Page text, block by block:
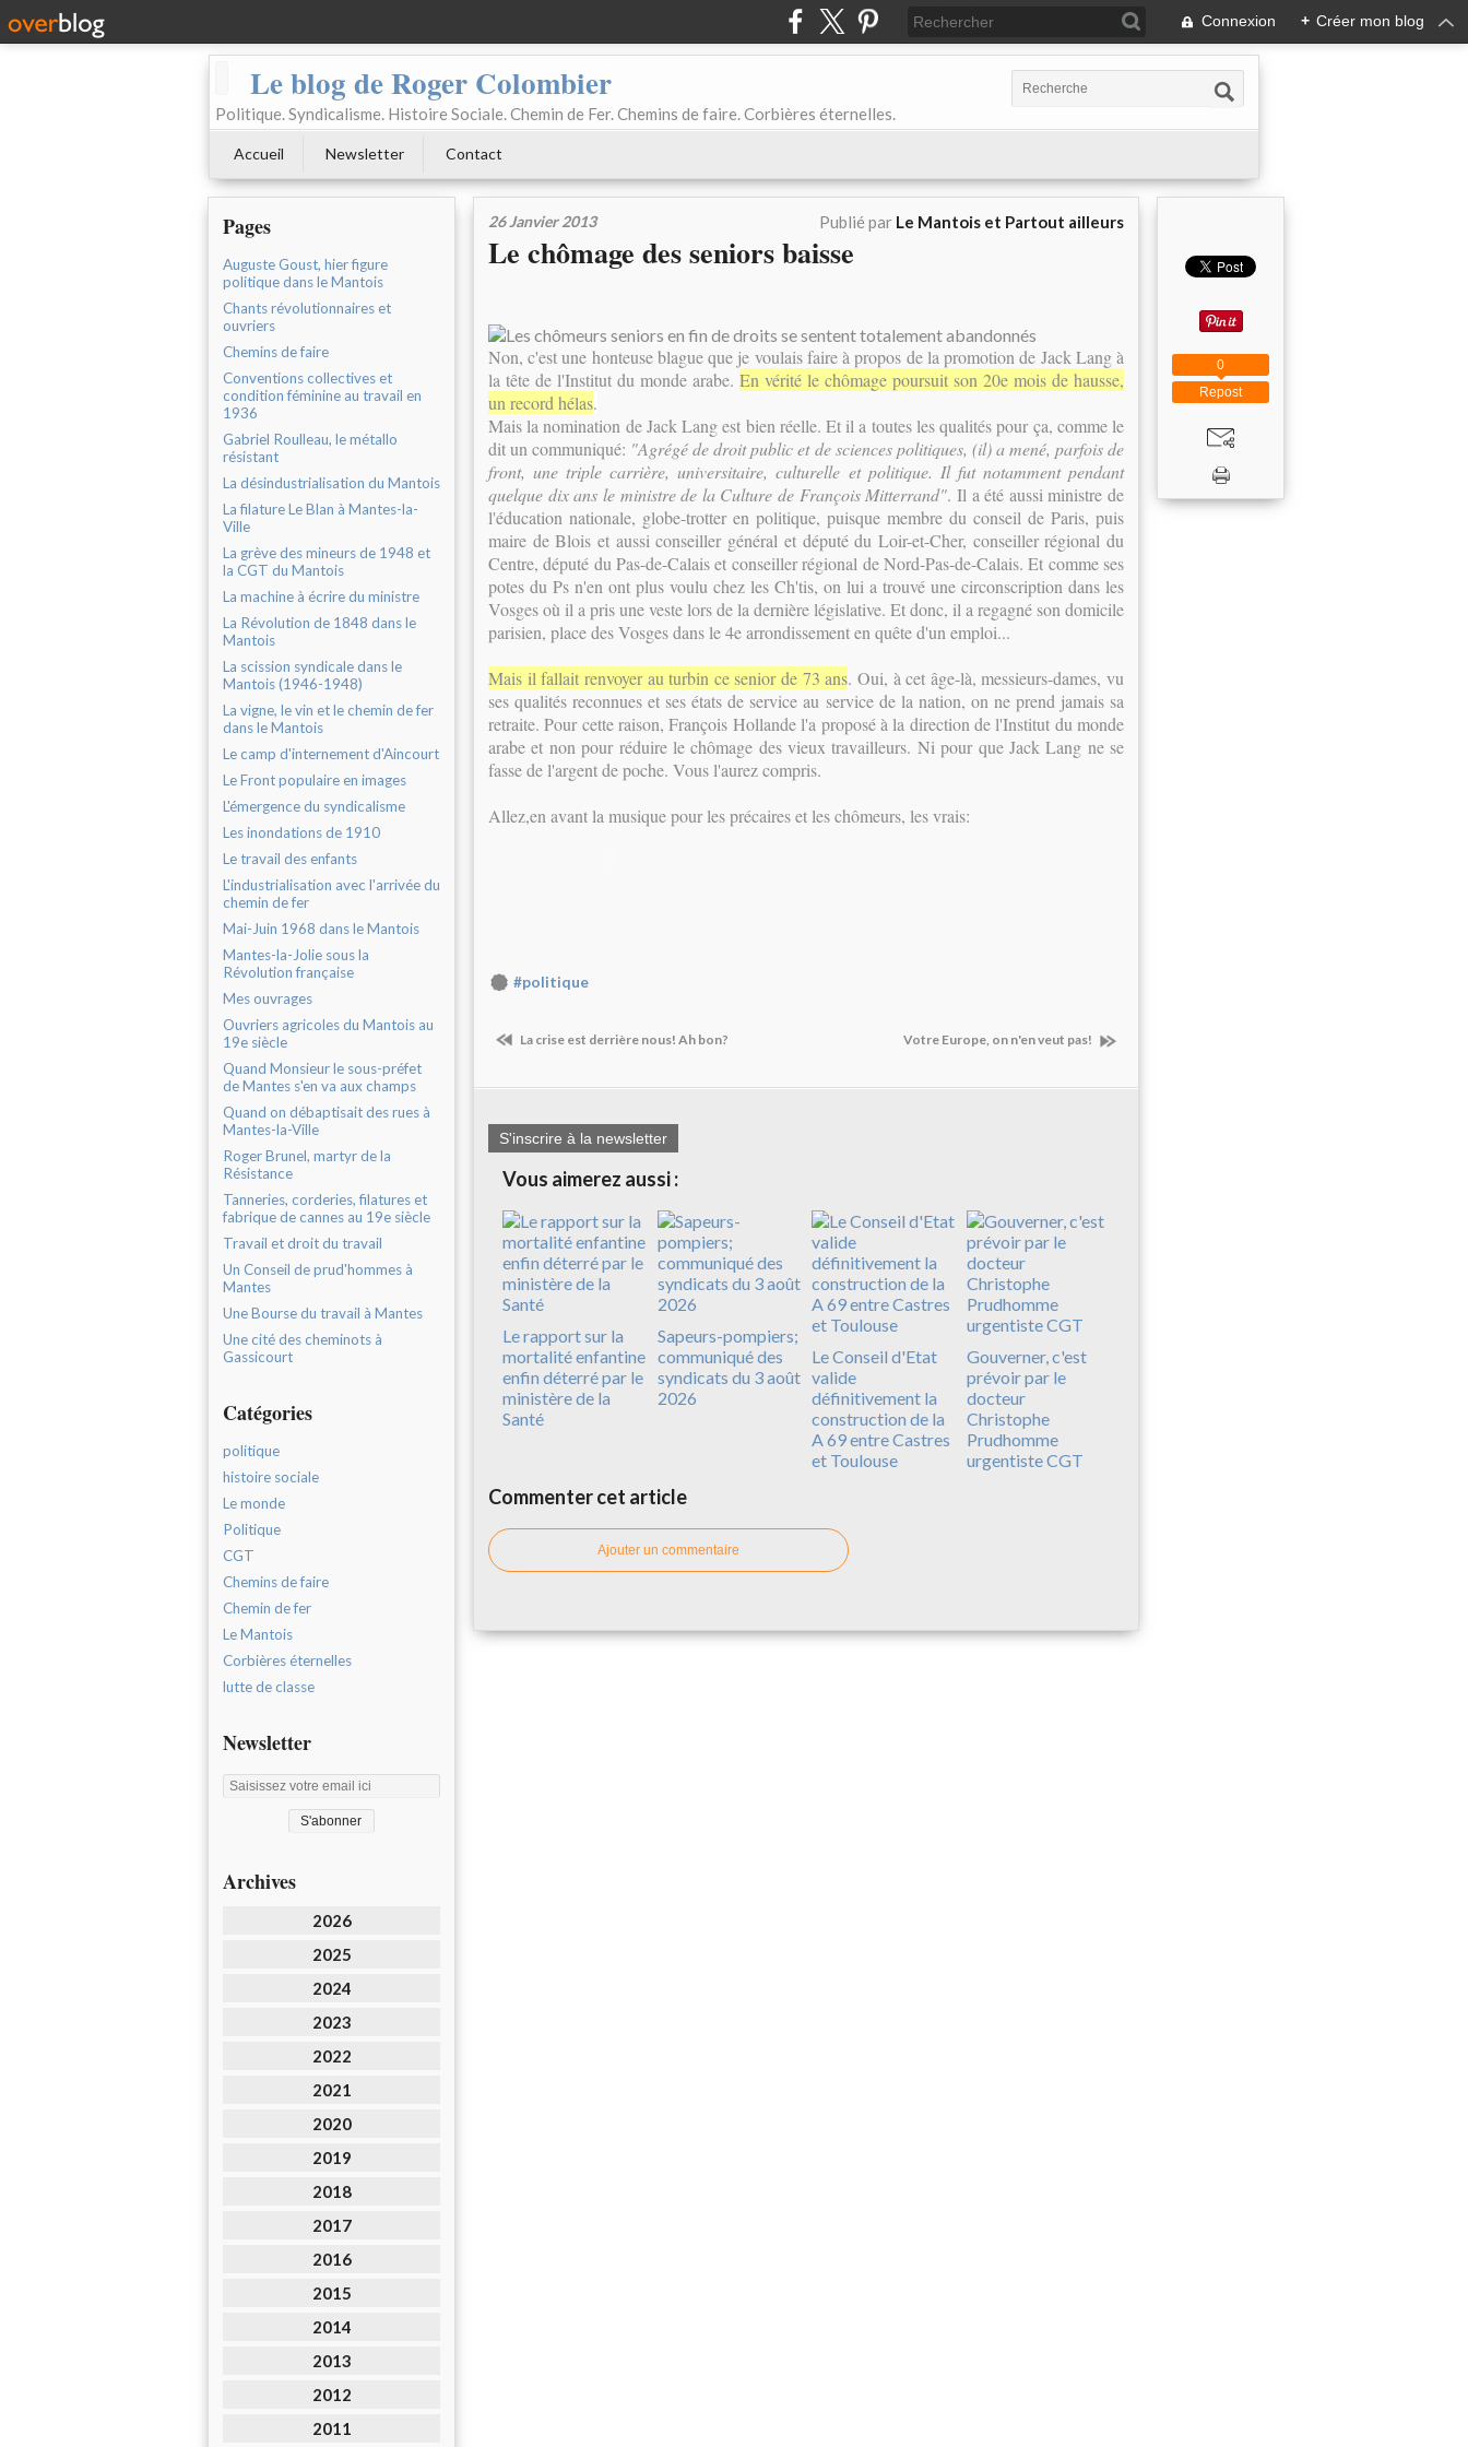
Connexion + Créer mon blog
Le blog de Roger Colombier
Politique. Syndicalisme. Histoire Sociale. Chemin de Fer. Chemins de faire. Corbières éternelles.
Accueil Newsletter Contact
Pages
Auguste Goust, hier figure
politique dans le Mantois
Chants révolutionnaires et
ouvriers
Chemins de faire
Conventions collectives et
condition féminine au travail en
1936
Gabriel Roulleau, le métallo
résistant
La désindustrialisation du Mantois
La filature Le Blan à Mantes-la-
Ville
La grève des mineurs de 1948 et
la CGT du Mantois
La machine à écrire du ministre
La Révolution de 1848 dans le
Mantois
La scission syndicale dans le
Mantois (1946-1948)
La vigne, le vin et le chemin de fer
dans le Mantois
Le camp d'internement d'Aincourt
Le Front populaire en images
L'émergence du syndicalisme
Les inondations de 1910
Le travail des enfants
L'industrialisation avec l'arrivée du
chemin de fer
Mai-Juin 1968 dans le Mantois
Mantes-la-Jolie sous la
Révolution française
Mes ouvrages
Ouvriers agricoles du Mantois au
19e siècle
Quand Monsieur le sous-préfet
de Mantes s'en va aux champs
Quand on débaptisait des rues à
Mantes-la-Ville
Roger Brunel, martyr de la
Résistance
Tanneries, corderies, filatures et
fabrique de cannes au 19e siècle
Travail et droit du travail
Un Conseil de prud'hommes à
Mantes
Une Bourse du travail à Mantes
Une cité des cheminots à
Gassicourt
Catégories
politique
histoire sociale
Le monde
Politique
CGT
Chemins de faire
Chemin de fer
Le Mantois
Corbières éternelles
lutte de classe
Newsletter
Archives
2026
2025
2024
2023
2022
2021
2020
2019
2018
2017
2016
2015
2014
2013
2012
2011
26 Janvier 2013 Publié par Le Mantois et Partout ailleurs
Le chômage des seniors baisse
Non, c'est une honteuse blague que je voulais faire à propos de la promotion de Jack Lang à
la tête de l'Institut du monde arabe. En vérité le chômage poursuit son 20e mois de hausse,
un record hélas.
Mais la nomination de Jack Lang est bien réelle. Et il a toutes les qualités pour ça, comme le
dit un communiqué: "Agrégé de droit public et de sciences politiques, (il) a mené, parfois de
front, une triple carrière, universitaire, culturelle et politique. Il fut notamment pendant
quelque dix ans le ministre de la Culture de François Mitterrand". Il a été aussi ministre de
l'éducation nationale, globe-trotter en politique, puisque membre du conseil de Paris, puis
maire de Blois et aussi conseiller général et député du Loir-et-Cher, conseiller régional du
Centre, député du Pas-de-Calais et conseiller régional de Nord-Pas-de-Calais. Et comme ses
potes du Ps n'en ont plus voulu chez les Ch'tis, on lui a trouvé une circonscription dans les
Vosges où il a pris une veste lors de la dernière législative. Et donc, il a regagné son domicile
parisien, place des Vosges dans le 4e arrondissement en quête d'un emploi...
Mais il fallait renvoyer au turbin ce senior de 73 ans. Oui, à cet âge-là, messieurs-dames, vu
ses qualités reconnues et ses états de service au service de la nation, on ne prend jamais sa
retraite. Pour cette raison, François Hollande l'a proposé à la direction de l'Institut du monde
arabe et non pour réduire le chômage des vieux travailleurs. Ni pour que Jack Lang ne se
fasse de l'argent de poche. Vous l'aurez compris.
Allez,en avant la musique pour les précaires et les chômeurs, les vrais:
#politique
La crise est derrière nous! Ah bon? Votre Europe, on n'en veut pas!
S'inscrire à la newsletter
Vous aimerez aussi :
Le rapport sur la
mortalité enfantine
enfin déterré par le
ministère de la
Santé
Sapeurs-pompiers;
communiqué des
syndicats du 3 août
2026
Le Conseil d'Etat
valide
définitivement la
construction de la
A 69 entre Castres
et Toulouse
Gouverner, c'est
prévoir par le
docteur
Christophe
Prudhomme
urgentiste CGT
Commenter cet article
Ajouter un commentaire
Repost
0